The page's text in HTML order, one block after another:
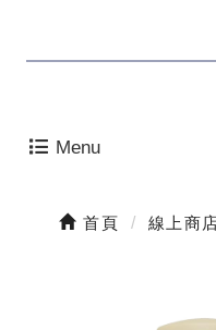
Menu
首頁 線上商